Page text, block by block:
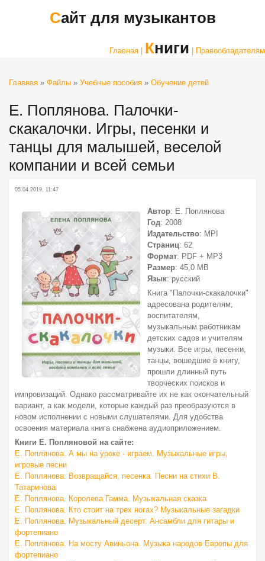
Сайт для музыкантов
Главная | Книги | Правообладателям
Главная » Файлы » Учебные пособия » Обучение детей
Е. Поплянова. Палочки-
скакалочки. Игры, песенки и
танцы для малышей, веселой
компании и всей семьи
05.04.2019, 11:47
Автор: Е. Поплянова
Год: 2008
Издательство: MPI
Страниц: 62
Формат: PDF + MP3
Размер: 45,0 МВ
Язык: русский
Книга "Палочки-скакалочки"
адресована родителям,
воспитателям,
музыкальным работникам
детских садов и учителям
музыки. Все игры, песенки,
танцы, вошедшие в книгу,
прошли длинный путь
творческих поисков и
импровизаций. Однако рассматривайте их не как окончательный
вариант, а как модели, которые каждый раз преобразуются в
новом исполнении с новыми слушателями. Для удобства
освоения материала книга снабжена аудиоприложением.
Книги Е. Попляновой на сайте:
Е. Поплянова. А мы на уроке - играем. Музыкальные игры,
игровые песни
Е. Поплянова. Возвращайся, песенка. Песни на стихи В.
Татаринова
Е. Поплянова. Королева Гамма. Музыкальная сказка
Е. Поплянова. Кто стоит на трех ногах? Музыкальные загадки
Е. Поплянова. Музыкальный десерт. Ансамбли для гитары и
фортепиано
Е. Поплянова. На мосту Авиньона. Музыка народов Европы для
фортепиано